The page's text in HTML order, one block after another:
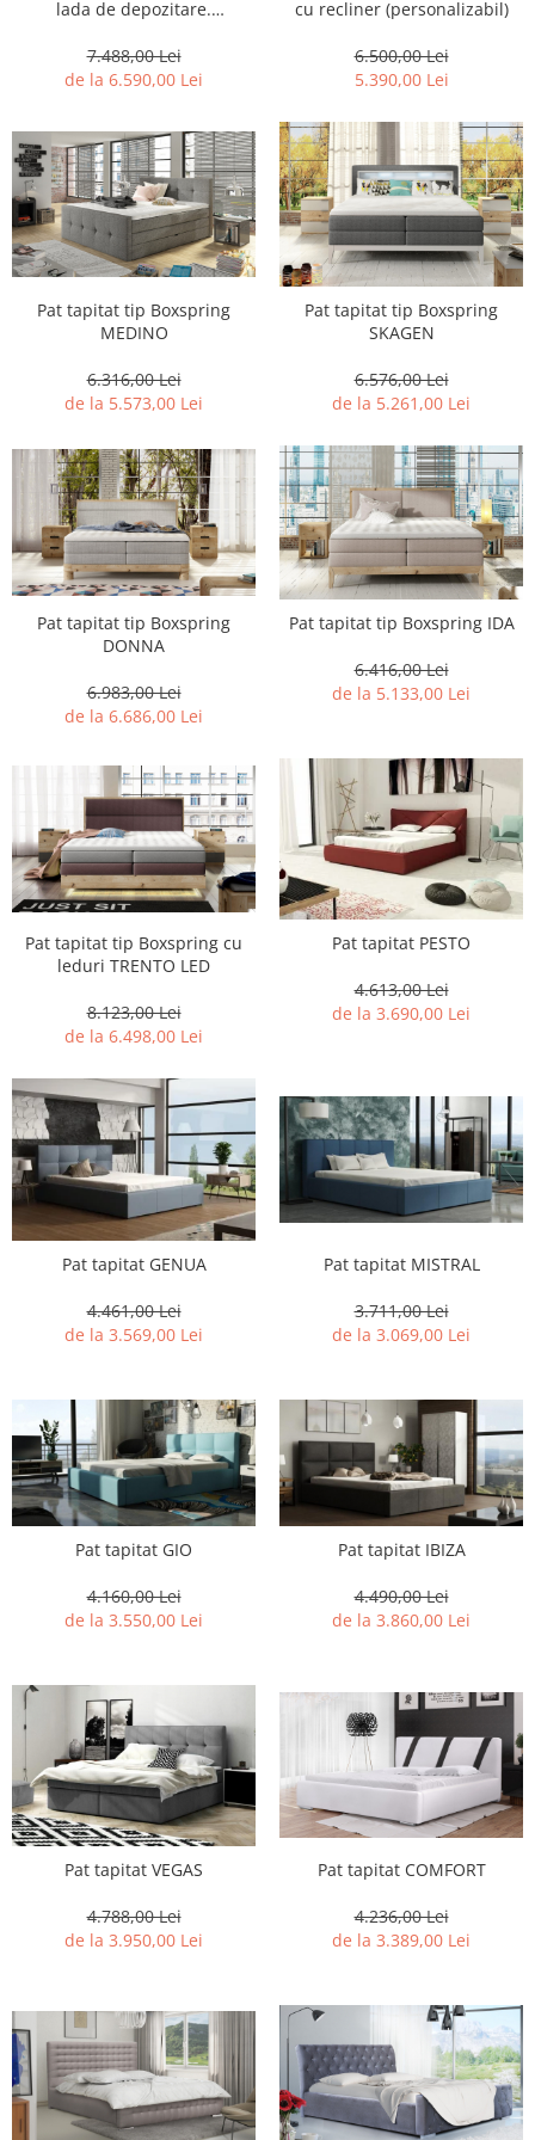
lada de depozitare.
7.488,00 Lei
de la 6.590,00 Lei
cu recliner (personalizabil)
6.500,00 Lei
5.390,00 Lei
Pat tapitat tip Boxspring
MEDINO
6.316,00 Lei
de la 5.573,00 Lei
Pat tapitat tip Boxspring
SKAGEN
6.576,00 Lei
de la 5.261,00 Lei
Pat tapitat tip Boxspring
DONNA
6.983,00 Lei
de la 6.686,00 Lei
Pat tapitat tip Boxspring IDA
6.416,00 Lei
de la 5.133,00 Lei
Pat tapitat tip Boxspring cu
leduri TRENTO LED
8.123,00 Lei
de la 6.498,00 Lei
Pat tapitat PESTO
4.613,00 Lei
de la 3.690,00 Lei
Pat tapitat GENUA
4.461,00 Lei
de la 3.569,00 Lei
Pat tapitat MISTRAL
3.711,00 Lei
de la 3.069,00 Lei
Pat tapitat GIO
4.160,00 Lei
de la 3.550,00 Lei
Pat tapitat IBIZA
4.490,00 Lei
de la 3.860,00 Lei
Pat tapitat VEGAS
4.788,00 Lei
de la 3.950,00 Lei
Pat tapitat COMFORT
4.236,00 Lei
de la 3.389,00 Lei